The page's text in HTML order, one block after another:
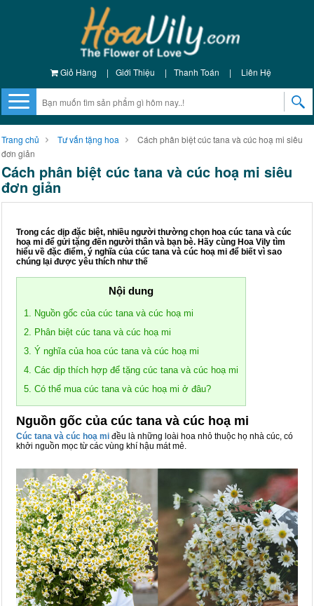
Giỏ Hàng | Giới Thiệu | Thanh Toán | Liên Hệ
Trang chủ Tư vấn tặng hoa
Cách phân biệt cúc tana và cúc hoạ mi siêu
đơn giản
Cách phân biệt cúc tana và cúc hoạ mi siêu
đơn giản
Trong các dịp đặc biệt, nhiều người thường chọn hoa cúc tana và cúc
hoạ mi để gửi tặng đến người thân và bạn bè. Hãy cùng Hoa Vily tìm
hiểu về đặc điểm, ý nghĩa của cúc tana và cúc hoạ mi để biết vì sao
chúng lại được yêu thích như thế
Nội dung
1. Nguồn gốc của cúc tana và cúc hoạ mi
2. Phân biệt cúc tana và cúc hoạ mi
3. Ý nghĩa của hoa cúc tana và cúc hoạ mi
4. Các dịp thích hợp để tặng cúc tana và cúc hoạ mi
5. Có thể mua cúc tana và cúc hoạ mi ở đâu?
Nguồn gốc của cúc tana và cúc hoạ mi
Cúc tana và cúc hoạ mi đều là những loài hoa nhỏ thuộc họ nhà cúc, có
khởi nguồn mọc từ các vùng khí hậu mát mẻ.